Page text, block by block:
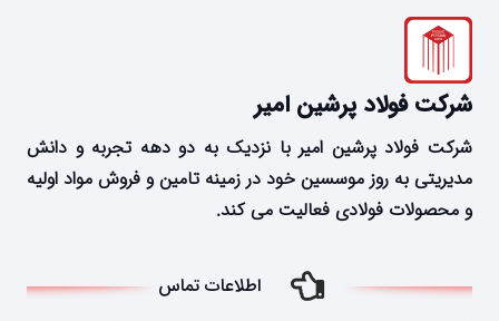
شرکت فولاد پرشین امیر
شرکت فولاد پرشین امیر با نزدیک به دو دهه تجربه و دانش
مدیریتی به روز موسسین خود در زمینه تامین و فروش مواد اولیه
و محصولات فولادی فعالیت می کند.
اطلاعات تماس